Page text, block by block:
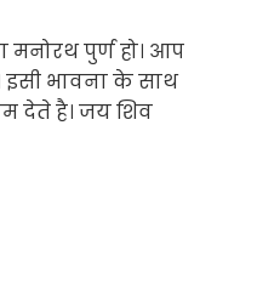
पुर्ण हो। आप
इसी भावना के साथ
देते है। जय शिव